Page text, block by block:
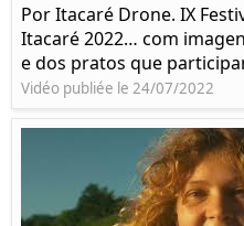
Por Itacaré Drone. IX
Itacaré 2022… com
e dos pratos que
Vidéo publiée le 24/07/2022